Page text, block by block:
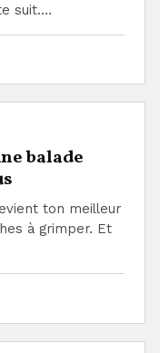
suit.…
balade
ton meilleur
à grimper. Et